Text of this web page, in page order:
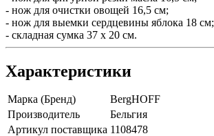
- нож для очистки овощей 16,5 см;
- нож для выемки сердцевины яблока 18 см;
- складная сумка 37 x 20 см.
Характеристики
Марка (Бренд)
BergHOFF
Производитель
Бельгия
Артикул поставщика 1108478